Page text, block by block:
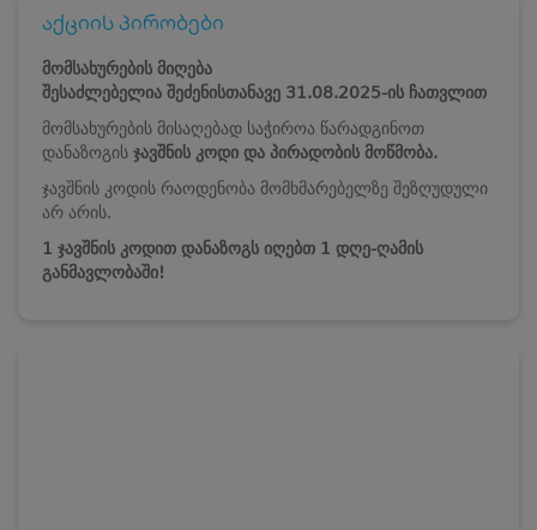
აქციის პირობები
მომსახურების მიღება
შესაძლებელია შეძენისთანავე 31.08.2025-ის ჩათვლით
მომსახურების მისაღებად საჭიროა წარადგინოთ
დანაზოგის ჯავშნის კოდი და პირადობის მოწმობა.
ჯავშნის კოდის რაოდენობა მომხმარებელზე შეზღუდული
არ არის.
1 ჯავშნის კოდით დანაზოგს იღებთ 1 დღე-ღამის
განმავლობაში!